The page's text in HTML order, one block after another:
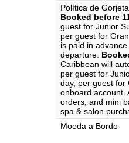
Política de
Booked before
guest for Junior
per guest for
is paid in
departure.
Caribbean will
per guest for
day, per guest for
onboard account.
orders, and mini
spa & salon
Moeda a Bordo